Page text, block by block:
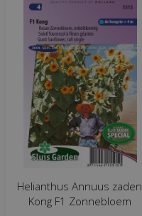
Helianthus Annuus zaden
Kong F1 Zonnebloem